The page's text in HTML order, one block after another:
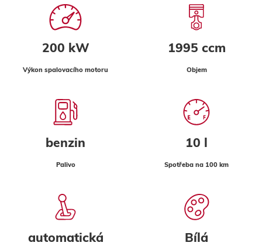
200 kW
Výkon spalovacího motoru
1995 ccm
Objem
benzin
Palivo
10 l
Spotřeba na 100 km
automatická Bílá